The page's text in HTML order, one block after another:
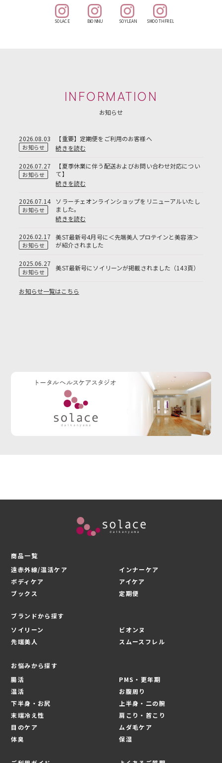
SOLACE BIONNU SOYLEAN SMOOTH FREL
INFORMATION
お知らせ
2026.08.03
お知らせ
【重要】定期便をご利用のお客様へ
続きを読む
2026.07.27
お知らせ
【夏季休業に伴う配送およびお問い合わせ対応につい
て】
続きを読む
2026.07.14
お知らせ
ソラーチェオンラインショップをリニューアルいたし
ました。
続きを読む
2026.02.17
お知らせ
美ST最新号4月号に＜先端美人プロテインと美容液＞
が紹介されました
2025.06.27
お知らせ 美ST最新号にソイリーンが掲載されました（143頁）
お知らせ一覧はこちら
商品一覧
遠赤外線/温活ケア
インナーケア
ボディケア
アイケア
ブックス
定期便
ブランドから探す
ソイリーン
ビオンヌ
先端美人
スムースフレル
お悩みから探す
腸活
PMS・更年期
温活
お腹周り
下半身・お尻
上半身・二の腕
末端冷え性
肩こり・首こり
目のケア
ムダ毛ケア
体臭
保湿